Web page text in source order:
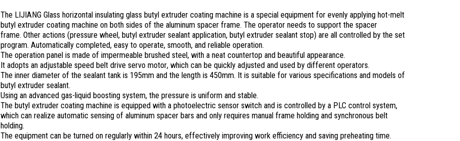
The LIJIANG Glass horizontal insulating glass butyl extruder coating machine is a special equipment for evenly applying hot-melt
butyl extruder coating machine on both sides of the aluminum spacer frame. The operator needs to support the spacer
frame. Other actions (pressure wheel, butyl extruder sealant application, butyl extruder sealant stop) are all controlled by the set
program. Automaticallycompleted, easy to operate, smooth, and reliable operation.
The operation panel is madeof impermeable brushed steel, with a neat countertop and beautiful appearance.
It adopts an adjustable speed belt drive servo motor, which can be quickly adjusted and used by different operators.
The inner diameter of the sealant tank is 195mm andthe length is 450mm. It is suitable for various specifications and models of
butyl extruder sealant.
Using an advanced gas-liquid boosting system, the pressure is uniform and stable.
The butyl extruder coating machine is equipped with a photoelectric sensor switch and is controlledby a PLC control system,
which can realize automatic sensing of aluminum spacer bars and only requires manual frame holding and synchronous belt
holding.
The equipment can be turned on regularly within 24 hours, effectivelyimproving work efficiency and saving preheating time.